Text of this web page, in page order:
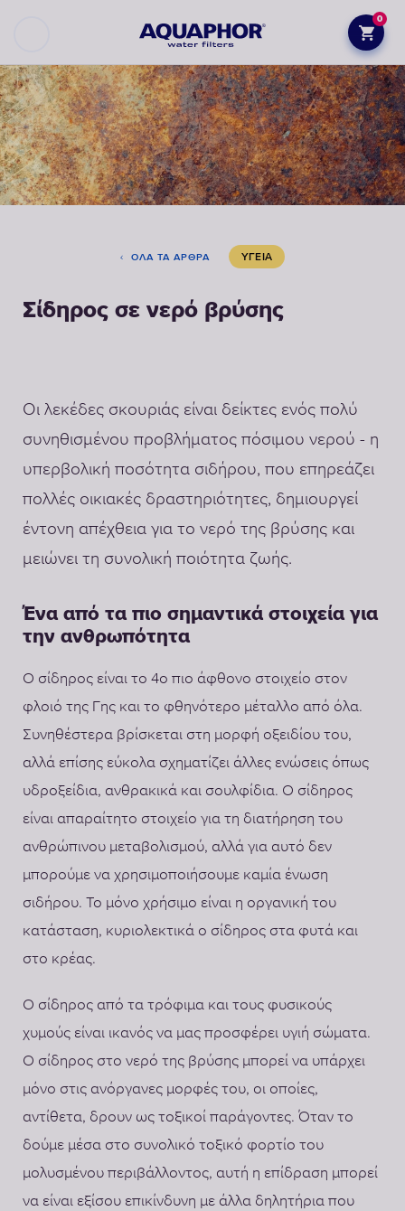
0
ΌΛΑ ΤΑ ΆΡΘΡΑ ΥΓΕΊΑ
Σίδηρος σε νερό βρύσης
Οι λεκέδες σκουριάς είναι δείκτες ενός πολύ
συνηθισμένου προβλήματος πόσιμου νερού - η
υπερβολική ποσότητα σιδήρου, που επηρεάζει
πολλές οικιακές δραστηριότητες, δημιουργεί
έντονη απέχθεια για το νερό της βρύσης και
μειώνει τη συνολική ποιότητα ζωής.
Ένα από τα πιο σημαντικά στοιχεία για
την ανθρωπότητα
Ο σίδηρος είναι το 4ο πιο άφθονο στοιχείο στον
φλοιό της Γης και το φθηνότερο μέταλλο από όλα.
Συνηθέστερα βρίσκεται στη μορφή οξειδίου του,
αλλά επίσης εύκολα σχηματίζει άλλες ενώσεις όπως
υδροξείδια, ανθρακικά και σουλφίδια. Ο σίδηρος
είναι απαραίτητο στοιχείο για τη διατήρηση του
ανθρώπινου μεταβολισμού, αλλά για αυτό δεν
μπορούμε να χρησιμοποιήσουμε καμία ένωση
σιδήρου. Το μόνο χρήσιμο είναι η οργανική του
κατάσταση, κυριολεκτικά ο σίδηρος στα φυτά και
στο κρέας.
Ο σίδηρος από τα τρόφιμα και τους φυσικούς
χυμούς είναι ικανός να μας προσφέρει υγιή σώματα.
Ο σίδηρος στο νερό της βρύσης μπορεί να υπάρχει
μόνο στις ανόργανες μορφές του, οι οποίες,
αντίθετα, δρουν ως τοξικοί παράγοντες. Όταν το
δούμε μέσα στο συνολικό τοξικό φορτίο του
μολυσμένου περιβάλλοντος, αυτή η επίδραση μπορεί
να είναι εξίσου επικίνδυνη με άλλα δηλητήρια που